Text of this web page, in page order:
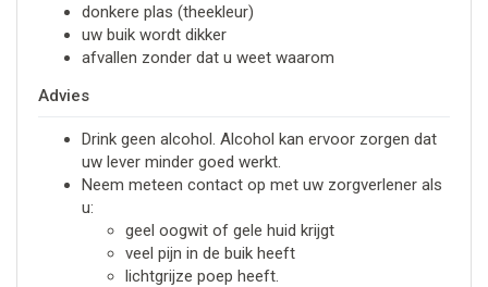
donkere plas (theekleur)
uw buik wordt dikker
afvallen zonder dat u weet waarom
Advies
Drink geen alcohol. Alcohol kan ervoor zorgen dat
uw lever minder goed werkt.
Neem meteen contact op met uw zorgverlener als
u:
geel oogwit of gele huid krijgt
veel pijn in de buik heeft
lichtgrijze poep heeft.